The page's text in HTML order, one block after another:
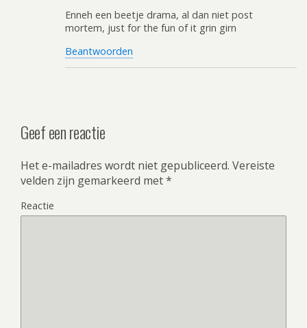
Enneh een beetje drama, al dan niet post
mortem, just for the fun of it grin girn
Beantwoorden
Geef een reactie
Het e-mailadres wordt niet gepubliceerd. Vereiste
velden zijn gemarkeerd met*
Reactie